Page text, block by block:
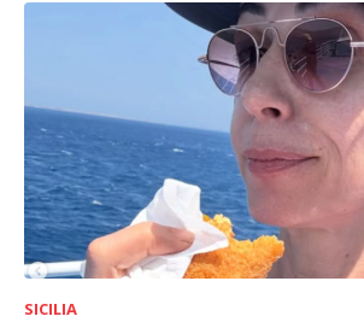
SICILIA